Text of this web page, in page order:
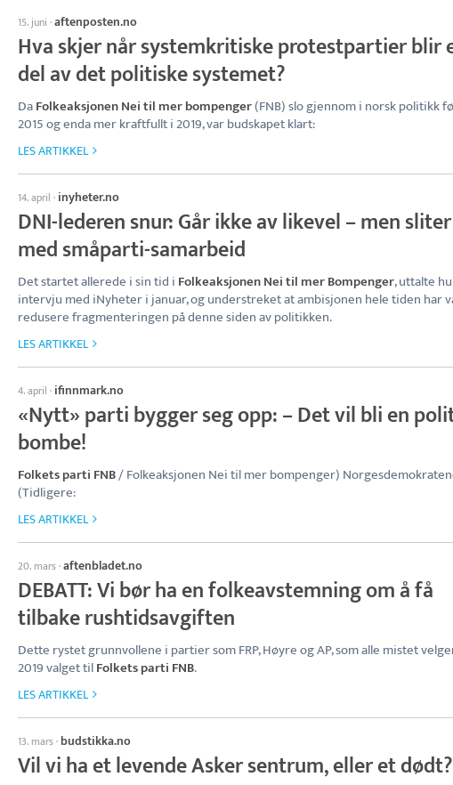
15. juni ·aftenposten.no
Hva skjer når systemkritiske protestpartier blir
del av det politiske systemet?
DaFolkeaksjonen Nei til mer bompenger(FNB) slo gjennom i norsk politikk
2015 og enda mer kraftfullt i 2019, var budskapet klart:
LES ARTIKKEL
14. april · inyheter.no
DNI-lederen snur: Går ikke av likevel – men sliter
med småparti-samarbeid
Det startet allerede i sin tid i Folkeaksjonen Nei til mer Bompenger, uttalte
intervju med iNyheter i januar, og understreket at ambisjonen hele tiden har
redusere fragmenteringen på denne siden av politikken.
LES ARTIKKEL
4. april · ifinnmark.no
«Nytt» parti bygger seg opp: – Det vil bli en
bombe!
Folkets parti FNB/ Folkeaksjonen Nei til mer bompenger)
(Tidligere:
LES ARTIKKEL
20. mars·aftenbladet.no
DEBATT: Vi bør ha en folkeavstemning om å få
tilbake rushtidsavgiften
Dette rystet grunnvollene i partier som FRP, Høyre og AP, som alle mistet
2019 valget tilFolkets parti FNB.
LES ARTIKKEL
13. mars· budstikka.no
Vil vi ha et levende Asker sentrum, eller et dødt?